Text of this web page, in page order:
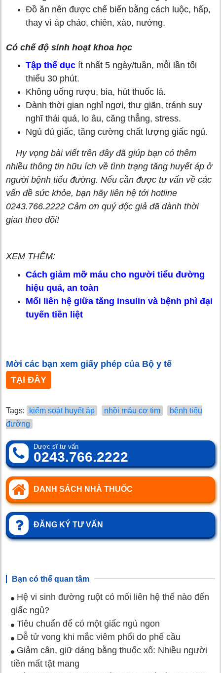
Đồ ăn nên được chế biến bằng cách luộc, hấp,
thay vì áp chảo, chiên, xào, nướng.
Có chế độ sinh hoạt khoa học
Tập thể dục ít nhất 5 ngày/tuần, mỗi lần tối
thiểu 30 phút.
Không uống rượu, bia, hút thuốc lá.
Dành thời gian nghỉ ngơi, thư giãn, tránh suy
nghĩ thái quá, lo âu, căng thẳng, stress.
Ngủ đủ giấc, tăng cường chất lượng giấc ngủ.
Hy vọng bài viết trên đây đã giúp bạn có thêm
nhiều thông tin hữu ích về tình trạng tăng huyết áp ở
người bệnh tiểu đường. Nếu cần được tư vấn về các
vấn đề sức khỏe, bạn hãy liên hệ tới hotline
0243.766.2222 Cảm ơn quý độc giả đã dành thời
gian theo dõi!
XEM THÊM:
Cách giảm mỡ máu cho người tiểu đường
hiệu quả, an toàn
Mối liên hệ giữa tăng insulin và bệnh phì đại
tuyến tiền liệt
Mời các bạn xem giấy phép của Bộ y tế
TẠI ĐÂY
Tags: kiểm soát huyết áp nhồi máu cơ tim
bệnh tiểu
đường
Dược sĩ tư vấn
0243.766.2222
DANH SÁCH NHÀ THUỐC
ĐĂNG KÝ TƯ VẤN
Bạn có thể quan tâm
Hệ vi sinh đường ruột có mối liên hệ thế nào đến
giấc ngủ?
Tiêu chuẩn để có một giấc ngủ ngon
Dễ tử vong khi mắc viêm phổi do phế cầu
Giảm cân, giữ dáng bằng thuốc xổ: Nhiều người
tiền mất tật mang